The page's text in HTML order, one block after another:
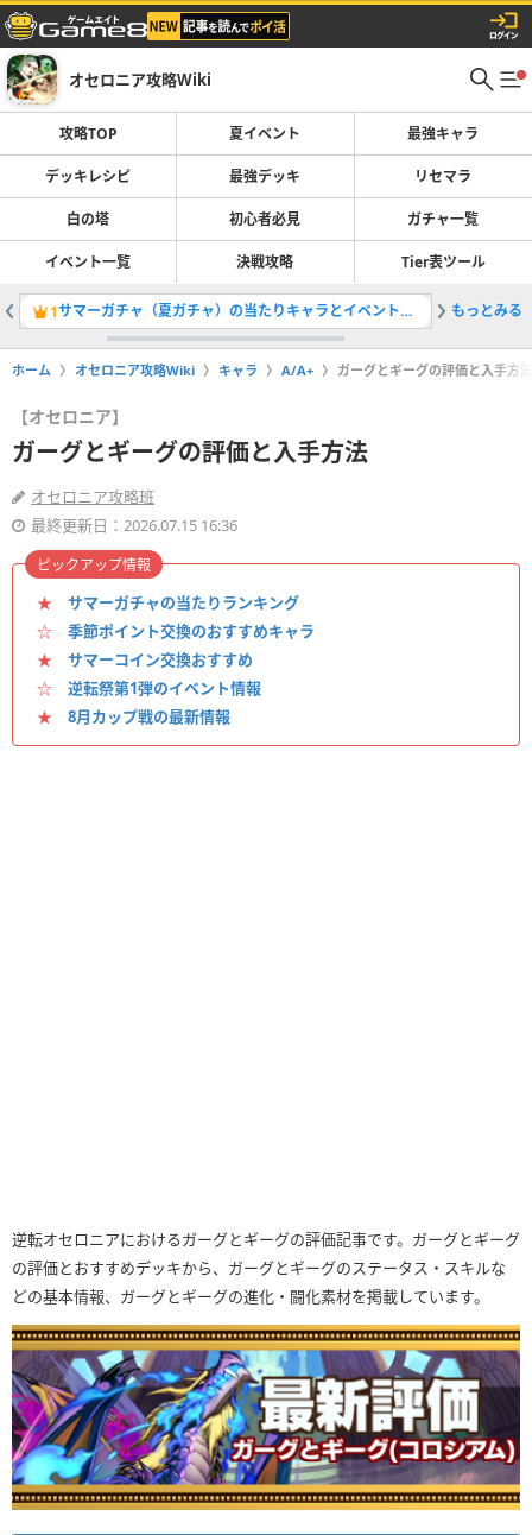
オセロニア攻略Wiki
攻略TOP 夏イベント 最強キャラ
デッキレシピ 最強デッキ リセマラ
白の塔 初心者必見 ガチャ一覧
イベント一覧 決戦攻略 Tier表ツール
1 サマーガチャ（夏ガチャ）の当たりキャラとイベント情報 2コスト
もっとみる
ホーム オセロニア攻略Wiki キャラ A/A+ ガーグとギーグの評価と入手方法
【オセロニア】
ガーグとギーグの評価と入手方法
オセロニア攻略班
最終更新日：2026.07.15 16:36
★ サマーガチャの当たりランキング
☆ 季節ポイント交換のおすすめキャラ
★ サマーコイン交換おすすめ
☆ 逆転祭第1弾のイベント情報
★ 8月カップ戦の最新情報
ピックアップ情報
逆転オセロニアにおけるガーグとギーグの評価記事です。ガーグとギーグ
の評価とおすすめデッキから、ガーグとギーグのステータス・スキルな
どの基本情報、ガーグとギーグの進化・闘化素材を掲載しています。